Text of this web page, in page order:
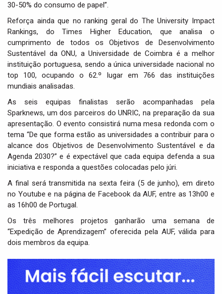
30-50% do consumo de papel”.
Reforça ainda que no ranking geral do The University Impact
Rankings, do Times Higher Education, que analisa o
cumprimento de todos os Objetivos de Desenvolvimento
Sustentável da ONU, a Universidade de Coimbra é a melhor
instituição portuguesa, sendo a única universidade nacional no
top 100, ocupando o 62.º lugar em 766 das instituições
mundiais analisadas.
As seis equipas finalistas serão acompanhadas pela
Sparknews, um dos parceiros do UNRIC, na preparação da sua
apresentação. O evento consistirá numa mesa redonda com o
tema “De que forma estão as universidades a contribuir para o
alcance dos Objetivos de Desenvolvimento Sustentável e da
Agenda 2030?” e é expectável que cada equipa defenda a sua
iniciativa e responda a questões colocadas pelo júri.
A final será transmitida na sexta feira (5 de junho), em direto
no Youtube e na página de Facebook da AUF, entre as 13h00 e
as 16h00 de Portugal.
Os três melhores projetos ganharão uma semana de
“Expedição de Aprendizagem” oferecida pela AUF, válida para
dois membros da equipa.